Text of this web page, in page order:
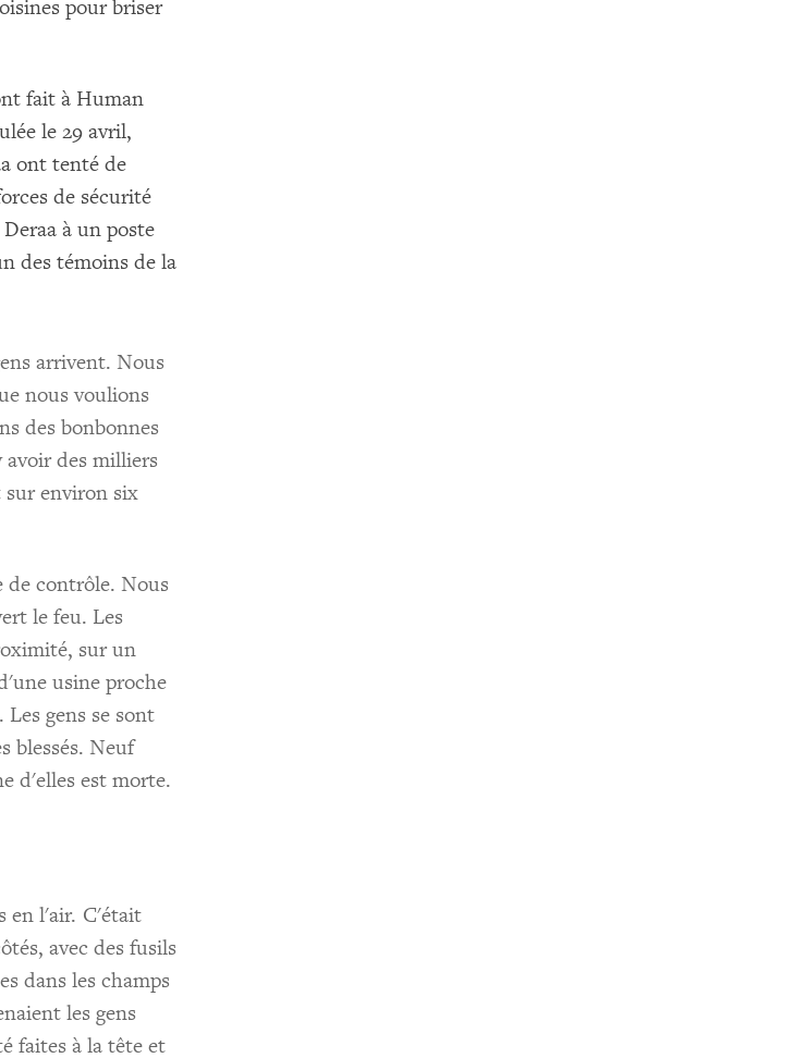
pour briser
fait à Human
le 29 avril,
ont tenté de
de sécurité
à un poste
des témoins de la
arrivent. Nous
nous voulions
des bonbonnes
des milliers
sur environ six
de contrôle. Nous
le feu. Les
sur un
usine proche
gens se sont
blessés. Neuf
d'elles est morte.
en l'air. C'était
avec des fusils
dans les champs
les gens
faites à la tête et